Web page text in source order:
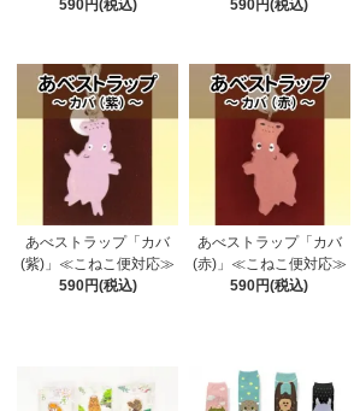
590円(税込)
590円(税込)
あべストラップ「カバ
(紫)」≪こねこ便対応≫
590円(税込)
あべストラップ「カバ
(赤)」≪こねこ便対応≫
590円(税込)